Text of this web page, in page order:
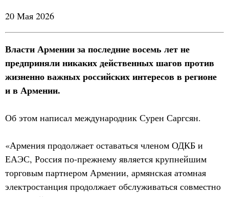
20 Мая 2026
Власти Армении за последние восемь лет не
предприняли никаких действенных шагов против
жизненно важных российских интересов в регионе
и в Армении.
Об этом написал международник Сурен Саргсян.
«Армения продолжает оставаться членом ОДКБ и
ЕАЭС, Россия по-прежнему является крупнейшим
торговым партнером Армении, армянская атомная
электростанция продолжает обслуживаться совместно